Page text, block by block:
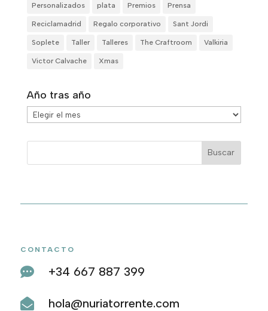
Personalizados plata Premios Prensa
Reciclamadrid Regalo corporativo Sant Jordi
Soplete Taller Talleres The Craftroom Valkiria
Victor Calvache Xmas
Año tras año
Año
tras
año
CONTACTO
 +34 667 887 399
 hola@nuriatorrente.com